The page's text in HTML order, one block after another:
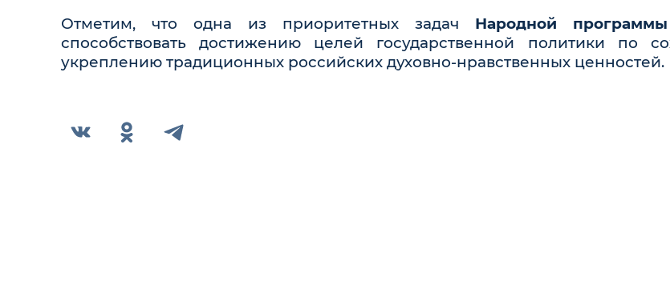
Отметим, что одна из приоритетных задач Народной
способствовать достижению целей государственной политики по
укреплению традиционных российских духовно-нравственных ценностей.